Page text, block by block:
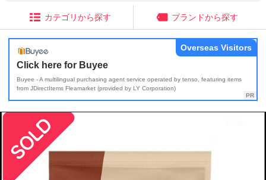
カテゴリから探す ブランドから探す
Click here for Buyee
Buyee - A multilingual purchasing agent service operated by tenso, featuring items
from JDirectItems Fleamarket (provided by LY Corporation)
Overseas Visitors